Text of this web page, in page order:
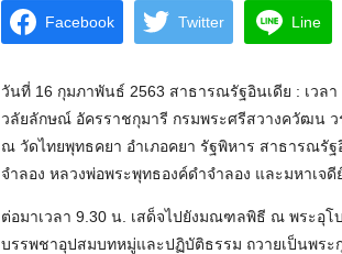
Facebook Twitter Line
วันที่ 16 กุมภาพันธ์ 2563 สาธารณรัฐอินเดีย : เวล
วลัยลักษณ์ อัครราชกุมารี กรมพระศรีสวางควัฒน
ณ วัดไทยพุทธคยา อำเภอคยา รัฐพิหาร สาธารณรั
จำลอง หลวงพ่อพระพุทธองค์ดำจำลอง และมหาเจดี
ต่อมาเวลา 9.30 น. เสด็จไปยังมณฑลพิธี ณ พระอุ
บรรพชาอุปสมบทหมู่และปฏิบัติธรรม ถวายเป็นพร